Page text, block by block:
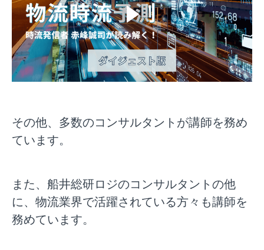
その他、多数のコンサルタントが講師を務め
ています。
また、船井総研ロジのコンサルタントの他
に、物流業界で活躍されている方々も講師を
務めています。